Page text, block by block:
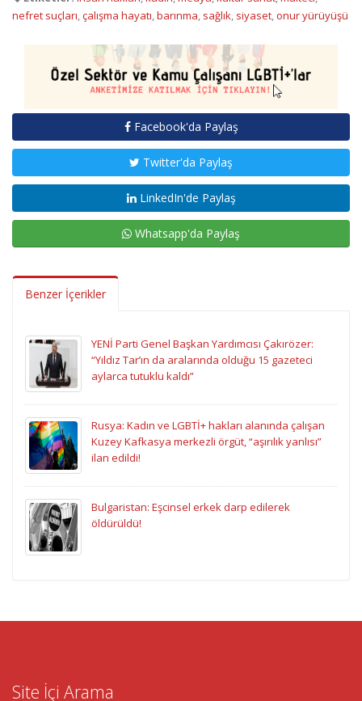
nefret suçları,çalışma hayatı,barınma, sağlık, siyaset,onur yürüyüşü
Facebook'da Paylaş
Twitter'da Paylaş
LinkedIn'de Paylaş
Whatsapp'da Paylaş
Benzer İçerikler
YENİ Parti Genel Başkan Yardımcısı Çakırözer:
“Yıldız Tar’ın da aralarında olduğu 15 gazeteci
aylarca tutuklu kaldı”
Rusya: Kadın ve LGBTİ+ hakları alanında çalışan
Kuzey Kafkasya merkezli örgüt, “aşırılık yanlısı”
ilan edildi!
Bulgaristan: Eşcinsel erkek darp edilerek
öldürüldü!
Site İçi Arama